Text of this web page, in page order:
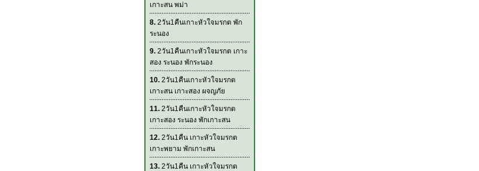
เกาะสน พม่า
8. 2วัน1คืนเกาะหัวใจมรกต พัก
ระนอง
9. 2วัน1คืนเกาะหัวใจมรกต เกาะ
สอง ระนอง พักระนอง
10. 2วัน1คืนเกาะหัวใจมรกต
เกาะสน เกาะสอง ผจญภัย
11. 2วัน1คืนเกาะหัวใจมรกต
เกาะสอง ระนอง พักเกาะสน
12. 2วัน1คืน เกาะหัวใจมรกต
เกาะพยาม พักเกาะสน
13. 2วัน1คืน เกาะหัวใจมรกต